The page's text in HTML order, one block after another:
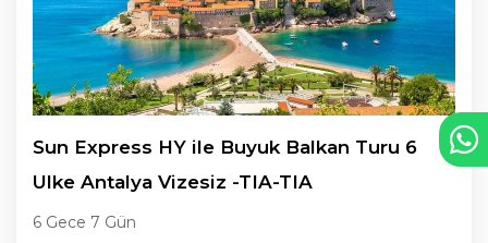
Sun Express HY ile Buyuk Balkan Turu 6
Ulke Antalya Vizesiz -TIA-TIA
6 Gece 7 Gün